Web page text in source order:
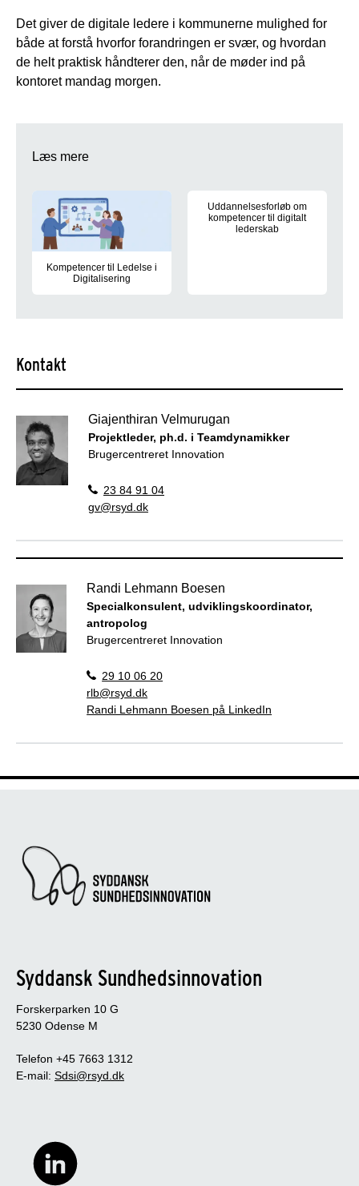
Det giver de digitale ledere i kommunerne mulighed for
både at forstå hvorfor forandringen er svær, og hvordan
de helt praktisk håndterer den, når de møder ind på
kontoret mandag morgen.
Læs mere
Kompetencer til Ledelse i
Digitalisering
Uddannelsesforløb om
kompetencer til digitalt
lederskab
Kontakt
Giajenthiran Velmurugan
Projektleder, ph.d. i Teamdynamikker
Brugercentreret Innovation
23 84 91 04
gv@rsyd.dk
Randi Lehmann Boesen
Specialkonsulent, udviklingskoordinator,
antropolog
Brugercentreret Innovation
29 10 06 20
rlb@rsyd.dk
Randi Lehmann Boesen på LinkedIn
Syddansk Sundhedsinnovation
Forskerparken 10 G
5230 Odense M
Telefon +45 7663 1312
E-mail: Sdsi@rsyd.dk